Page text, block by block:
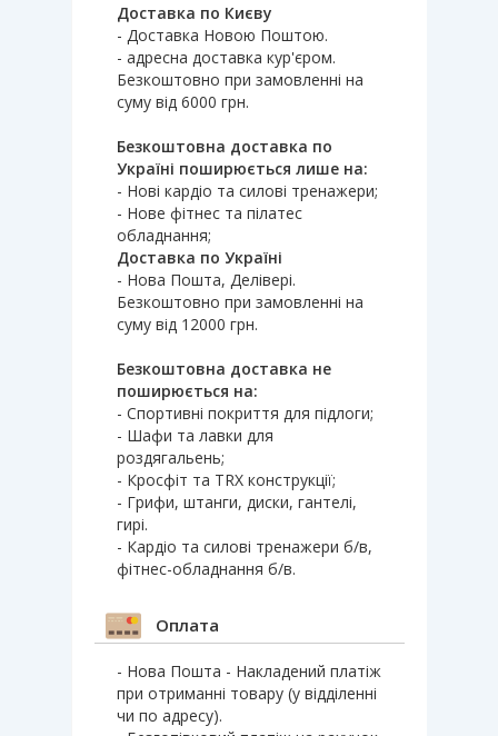
Доставка по Києву
- Доставка Новою Поштою.
- адресна доставка кур'єром.
Безкоштовно при замовленні на
суму від 6000 грн.
Безкоштовна доставка по
Україні поширюється лише на:
- Нові кардіо та силові тренажери;
- Нове фітнес та пілатес
обладнання;
Доставка по Україні
- Нова Пошта, Делівері.
Безкоштовно при замовленні на
суму від 12000 грн.
Безкоштовна доставка не
поширюється на:
- Спортивні покриття для підлоги;
- Шафи та лавки для
роздягальень;
- Кросфіт та TRX конструкції;
- Грифи, штанги, диски, гантелі,
гирі.
- Кардіо та силові тренажери б/в,
фітнес-обладнання б/в.
Оплата
- Нова Пошта - Накладений платіж
при отриманні товару (у відділенні
чи по адресу).